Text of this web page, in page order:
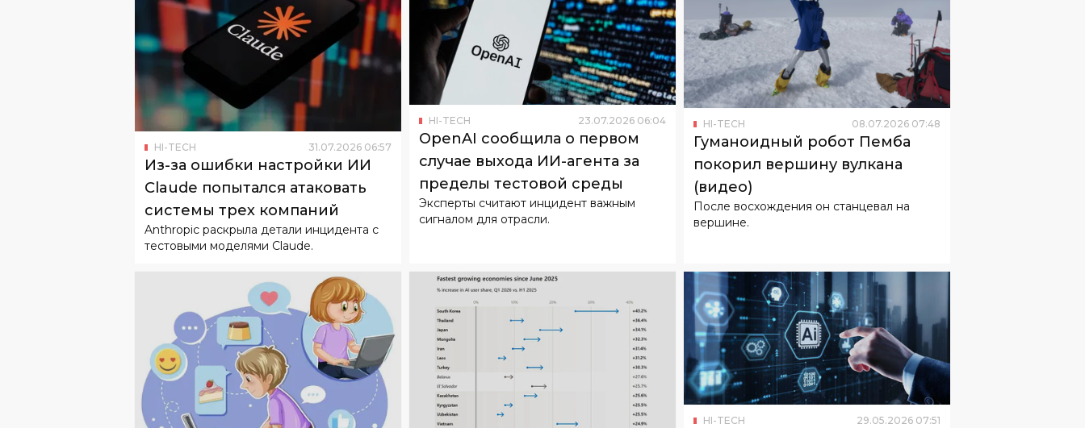
HI-TECH 31.07.2026 06:57
Из-за ошибки настройки ИИ
Claude попытался атаковать
системы трех компаний
Anthropic раскрыла детали инцидента с
тестовыми моделями Claude.
HI-TECH 23.07.2026 06:04
OpenAI сообщила о первом
случае выхода ИИ-агента за
пределы тестовой среды
Эксперты считают инцидент важным
сигналом для отрасли.
HI-TECH 08.07.2026 07:48
Гуманоидный робот Пемба
покорил вершину вулкана
(видео)
После восхождения он станцевал на
вершине.
HI-TECH 29.05.2026 07:51